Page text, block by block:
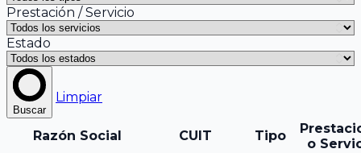
Prestación / Servicio
Estado
Buscar
Limpiar
Razón Social CUIT Tipo
o